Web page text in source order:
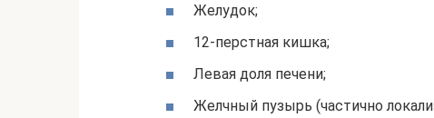
Желудок;
12-перстная кишка;
Левая доля печени;
Желчный пузырь (частично